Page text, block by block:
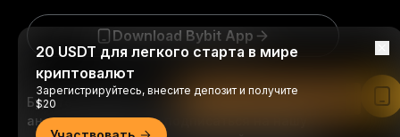
Будьте первыми, кто получит важные инсайты и
анализ криптомира: подписаться на нашу
Download Bybit App
20 USDT для легкого старта в мире
криптовалют
Зарегистрируйтесь, внесите депозит и получите
$20
Читать в приложении Bybit